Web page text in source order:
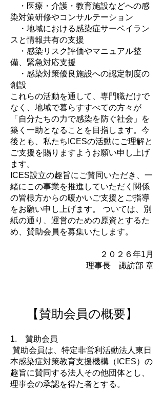
・医療・介護・教育施設などへの感
染対策研修やコンサルテーション
・地域における感染症サーベイラン
スと情報共有の支援
・感染リスク評価やマニュアル整
備、緊急対応支援
・感染対策優良施設への認定制度の
創設
これらの活動を通して、専門職だけで
なく、地域で暮らすすべての方々が
「自分たちの力で感染を防ぐ社会」を
築く一助となることを目指します。今
後とも、私たちICESの活動にご理解と
ご支援を賜りますようお願い申し上げ
ます。
ICES設立の趣旨にご賛同いただき、一
緒にこの事業を推進していただく関係
の皆様方からの暖かいご支援とご指導
をお願い申し上げます。 ついては、別
紙の通り、運営のための原資とするた
め、賛助会員を募集いたします。
２０２６年1月
理事長 諏訪部 章
【賛助会員の概要】
​1. 賛助会員
賛助会員は、特定非営利活動法人東日
本感染症対策教育支援機構（ICES）の
趣旨に賛同する法人その他団体とし、
理事会の承認を得た者とする。